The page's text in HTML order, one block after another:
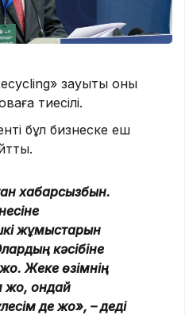
зауыты оның
тиесілі.
бұл бизнеске еш
хабарсызбын.
жұмыстарын
кәсібіне
Жеке өзімнің
ондай
де жоқ», – деді